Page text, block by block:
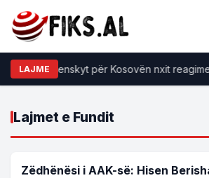
LAJMEi Zelenskyt për Kosovën nxit
Lajmet e Fundit
LAJME
Zëdhënësi i AAK-së: Hisen